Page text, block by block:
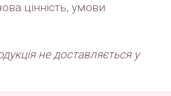
цінність, умови
не доставляється у